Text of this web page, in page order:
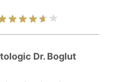
Dr. Boglut